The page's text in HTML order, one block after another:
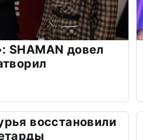
SHAMAN довел
восстановили